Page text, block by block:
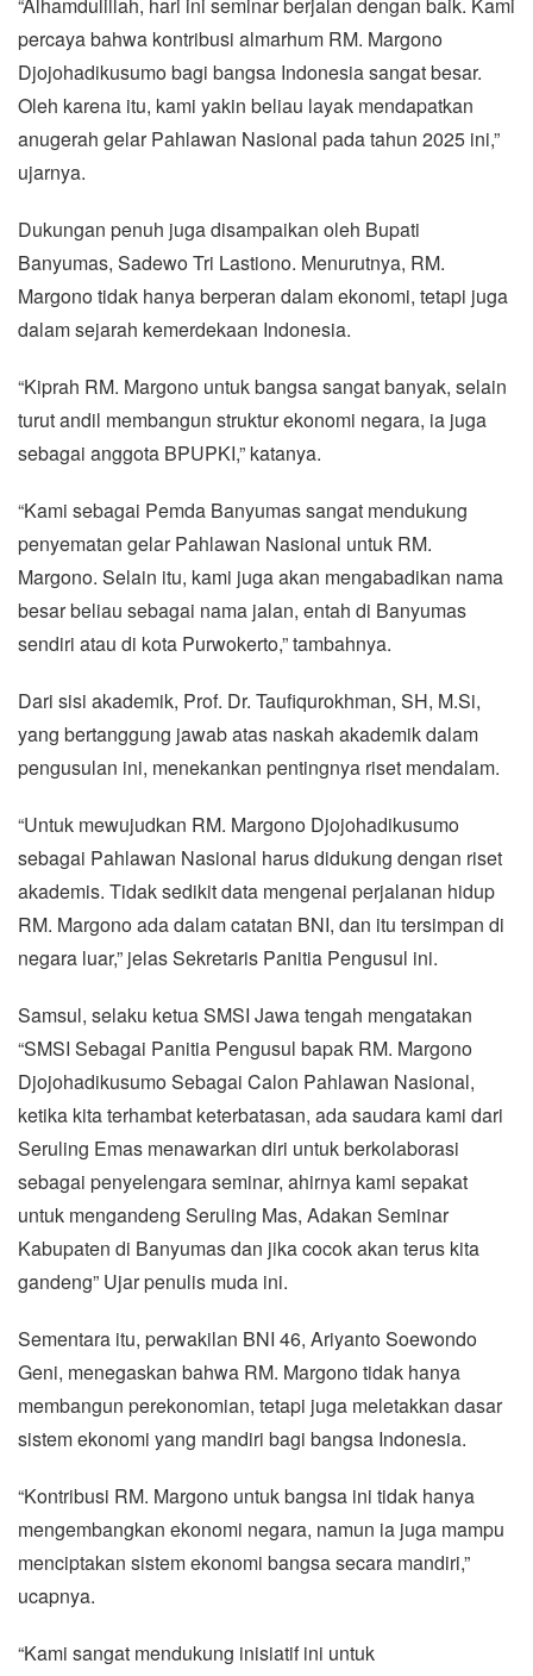
“Alhamdulillah, hari ini seminar berjalan dengan baik. Kami
percaya bahwa kontribusi almarhum RM. Margono
Djojohadikusumo bagi bangsa Indonesia sangat besar.
Oleh karena itu, kami yakin beliau layak mendapatkan
anugerah gelar Pahlawan Nasional pada tahun 2025 ini,”
ujarnya.
Dukungan penuh juga disampaikan oleh Bupati
Banyumas, Sadewo Tri Lastiono. Menurutnya, RM.
Margono tidak hanya berperan dalam ekonomi, tetapi juga
dalam sejarah kemerdekaan Indonesia.
“Kiprah RM. Margono untuk bangsa sangat banyak, selain
turut andil membangun struktur ekonomi negara, ia juga
sebagai anggota BPUPKI,” katanya.
“Kami sebagai Pemda Banyumas sangat mendukung
penyematan gelar Pahlawan Nasional untuk RM.
Margono. Selain itu, kami juga akan mengabadikan nama
besar beliau sebagai nama jalan, entah di Banyumas
sendiri atau di kota Purwokerto,” tambahnya.
Dari sisi akademik, Prof. Dr. Taufiqurokhman, SH, M.Si,
yang bertanggung jawab atas naskah akademik dalam
pengusulan ini, menekankan pentingnya riset mendalam.
“Untuk mewujudkan RM. Margono Djojohadikusumo
sebagai Pahlawan Nasional harus didukung dengan riset
akademis. Tidak sedikit data mengenai perjalanan hidup
RM. Margono ada dalam catatan BNI, dan itu tersimpan di
negara luar,” jelas Sekretaris Panitia Pengusul ini.
Samsul, selaku ketua SMSI Jawa tengah mengatakan
“SMSI Sebagai Panitia Pengusul bapak RM. Margono
Djojohadikusumo Sebagai Calon Pahlawan Nasional,
ketika kita terhambat keterbatasan, ada saudara kami dari
Seruling Emas menawarkan diri untuk berkolaborasi
sebagai penyelengara seminar, ahirnya kami sepakat
untuk mengandeng Seruling Mas, Adakan Seminar
Kabupaten di Banyumas dan jika cocok akan terus kita
gandeng” Ujar penulis muda ini.
Sementara itu, perwakilan BNI 46, Ariyanto Soewondo
Geni, menegaskan bahwa RM. Margono tidak hanya
membangun perekonomian, tetapi juga meletakkan dasar
sistem ekonomi yang mandiri bagi bangsa Indonesia.
“Kontribusi RM. Margono untuk bangsa ini tidak hanya
mengembangkan ekonomi negara, namun ia juga mampu
menciptakan sistem ekonomi bangsa secara mandiri,”
ucapnya.
“Kami sangat mendukung inisiatif ini untuk